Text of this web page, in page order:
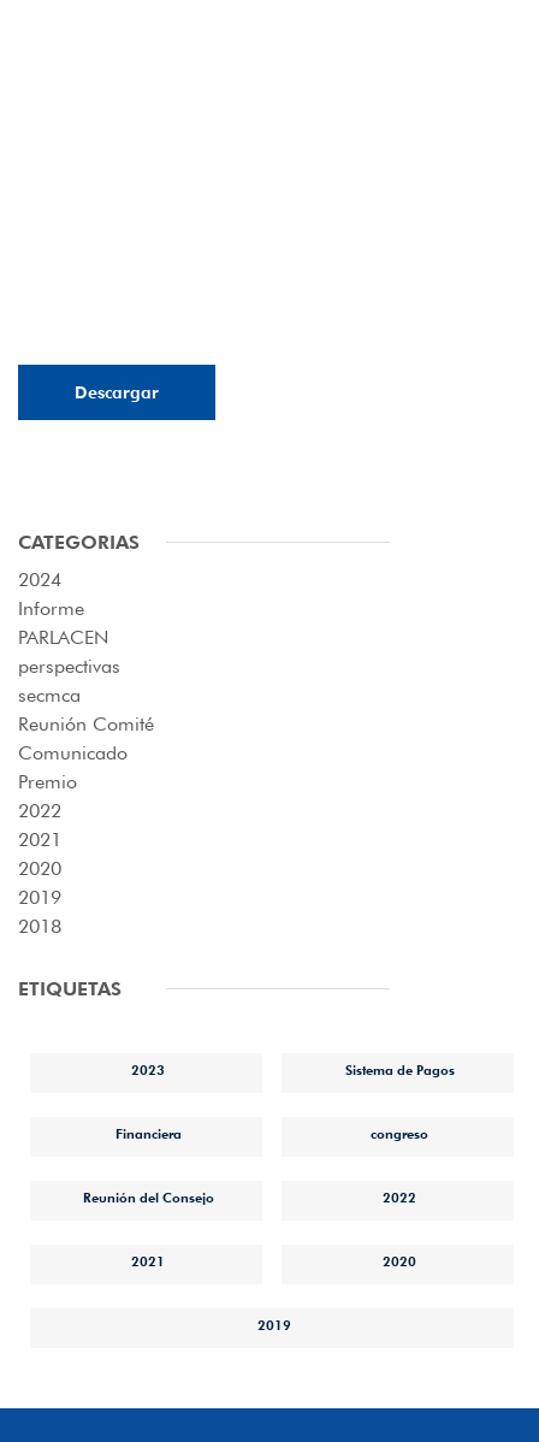
Descargar
CATEGORIAS
2024
Informe
PARLACEN
perspectivas
secmca
Reunión Comité
Comunicado
Premio
2022
2021
2020
2019
2018
ETIQUETAS
2023 Sistema de Pagos
Financiera congreso
Reunión del Consejo 2022
2021 2020
2019